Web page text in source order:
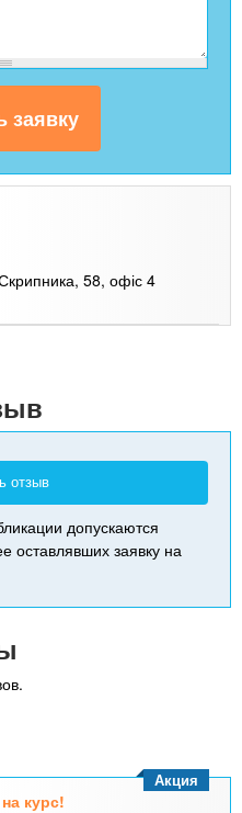
58, офіс 4
отзыв
допускаются
оставлявших заявку на
курс!
Акция